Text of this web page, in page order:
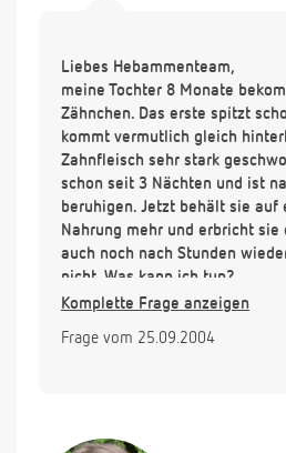
Liebes Hebammenteam,
meine Tochter 8 Monate
Zähnchen. Das erste spitzt
kommt vermutlich gleich
Zahnfleisch sehr stark
schon seit 3 Nächten und ist
beruhigen. Jetzt behält sie auf
Nahrung mehr und erbricht
auch noch nach Stunden
nicht. Was kann ich tun?
Komplette Frage anzeigen
Frage vom 25.09.2004